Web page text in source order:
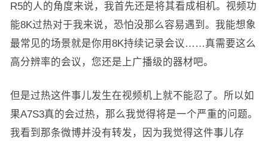
R5的人的角度来说，我首先还是将其看成相机。视频功
能8K过热对于我来说，恐怕没那么容易遇到。我能想象
最常见的场景就是你用8K持续记录会议……真需要这么
高分辨率的会议，您还是上广播级的器材吧。
但是过热这件事儿发生在视频机上就不能忍了。所以如
果A7S3真的会过热，那么我觉得将是一个严重的问题。
我看到那条微博并没有转发，因为我觉得这件事儿存